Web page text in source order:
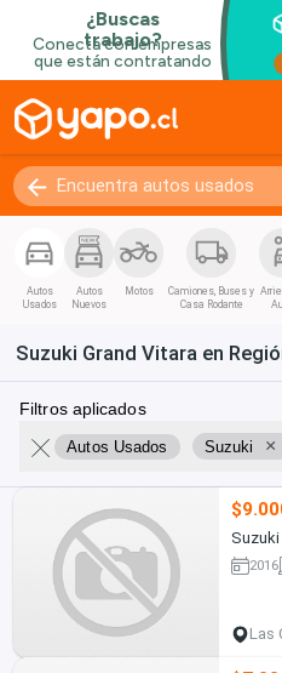
Autos
Usados
Autos
Nuevos
Motos
Camiones, Buses y
Casa Rodante
Suzuki Grand Vitara en
Filtros aplicados
Autos Usados Suzuki ×
Suzuki
2016
Las